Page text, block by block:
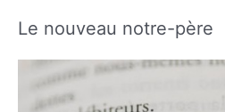
Le nouveau notre-père